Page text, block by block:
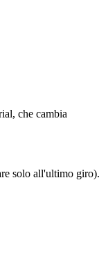
che cambia
solo all'ultimo giro).